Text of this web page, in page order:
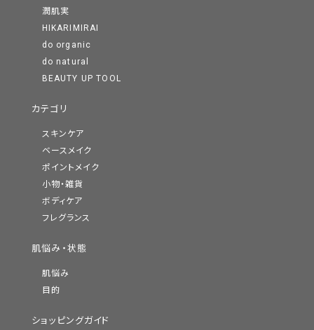
潤肌実
HIKARIMIRAI
do organic
do natural
BEAUTY UP TOOL
カテゴリ
スキンケア
ベースメイク
ポイントメイク
小物・雑貨
ボディケア
フレグランス
肌悩み・状態
肌悩み
目的
ショッピングガイド